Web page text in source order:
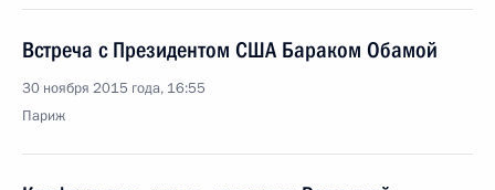
Встреча с Президентом США Бараком Обамой
30 ноября 2015 года, 16:55
Париж